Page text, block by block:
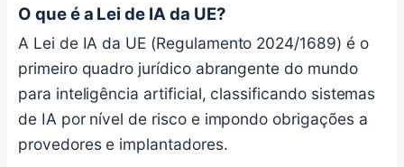
O que é a Lei de IA da UE?
A Lei de IA da UE (Regulamento 2024/1689) é o
primeiro quadro jurídico abrangente do mundo
para inteligência artificial, classificando sistemas
de IA por nível de risco e impondo obrigações a
provedores e implantadores.